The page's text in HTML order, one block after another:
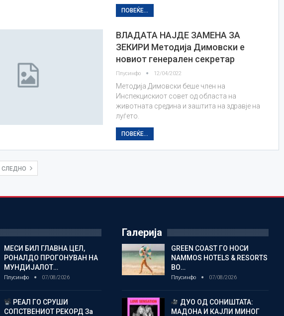
ПОВЕЌЕ...
ВЛАДАТА НАЈДЕ ЗАМЕНА ЗА
ЗЕКИРИ Методија Димовски е
новиот генерален секретар
Плусинфо 12/04/2022
Методија Димовски беше член на
Инспекцискиот совет од областа на
животната средина и заштита на здравје на
луѓето.
ПОВЕЌЕ...
СЛЕДНО
МЕСИ БИЛ ГЛАВНА ЦЕЛ,
РОНАЛДО ПРОГОНУВАН НА
МУНДИЈАЛОТ…
Плусинфо 07/08/2026
РЕАЛ ГО СРУШИ
СОПСТВЕНИОТ РЕКОРД За
Галерија
GREEN COAST ГО НОСИ
NAMMOS HOTELS & RESORTS
ВО…
Плусинфо 07/08/2026
ДУО ОД СОНИШТАТА:
МАДОНА И КАЈЛИ МИНОГ